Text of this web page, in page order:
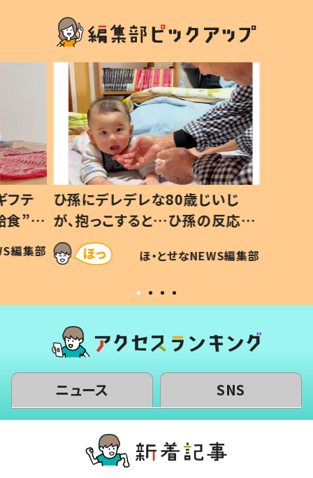
フテ
食”を
の親
編集部
ひ孫にデレデレな80歳じいじ
が、抱っこすると…ひ孫の反応に
「涙が出ました」「可愛くて仕方な
い」
ほ・とせなNEWS編集部
ニュース SNS